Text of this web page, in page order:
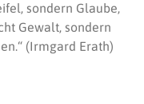
sondern Glaube,
Gewalt, sondern
(Irmgard Erath)